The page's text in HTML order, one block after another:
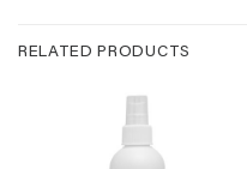
RELATED PRODUCTS